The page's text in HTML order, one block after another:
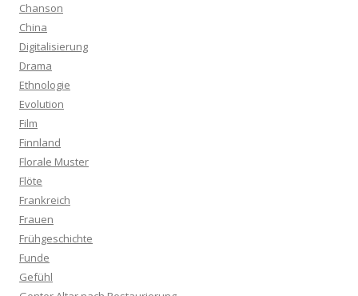
Chanson
China
Digitalisierung
Drama
Ethnologie
Evolution
Film
Finnland
Florale Muster
Flöte
Frankreich
Frauen
Frühgeschichte
Funde
Gefühl